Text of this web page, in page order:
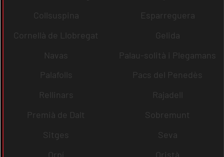
Collsuspina
Esparreguera
Cornellà de Llobregat
Gelida
Navas
Palau-solità i Plegamans
Palafolls
Pacs del Penedès
Rellinars
Rajadell
Premià de Dalt
Sobremunt
Sitges
Seva
Orpí
Oristà